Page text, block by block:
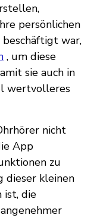
persönlichen
war,
, um diese
sie auch in
wertvolleres
nicht
App
zu
dieser kleinen
ist, die